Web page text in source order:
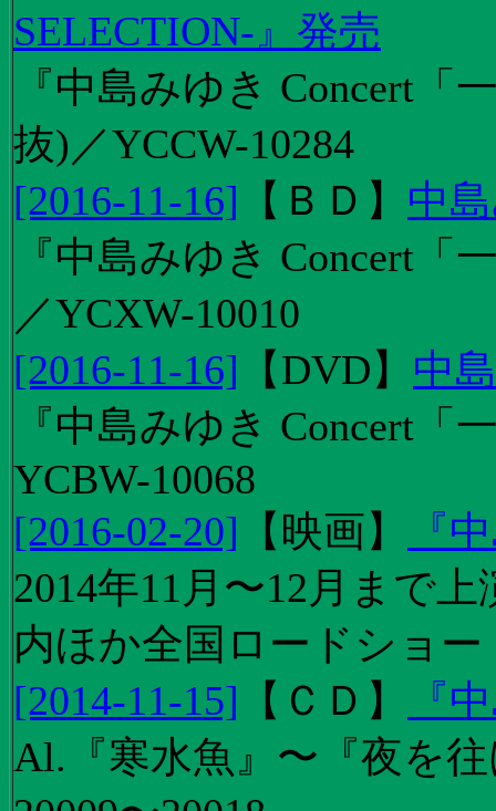
SELECTION-』発売
『中島みゆき Concert
抜)／YCCW-10284
[2016-11-16] 【 ＢＤ 】 中
『中島みゆき Concert
／YCXW-10010
[2016-11-16] 【DVD】 中
『中島みゆき Concert
YCBW-10068
[2016-02-20] 【 映画】
『
2014年11月〜12月まで
内ほか全国ロードショー
[2014-11-15] 【 ＣＤ 】
『
Al.『寒水魚』〜『夜を